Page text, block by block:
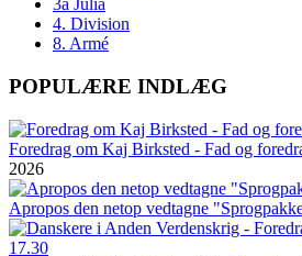
3a Julia
4. Division
8. Armé
POPULÆRE INDLÆG
Foredrag om Kaj Birksted - Fad og
2026
Apropos den netop vedtagne